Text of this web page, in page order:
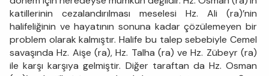
katillerinin cezalandırılması meselesi Hz. Ali (ra)’nin
halifeliğinin ve hayatının sonuna kadar çözülemeyen bir
problem olarak kalmıştır. Halife bu talep sebebiyle Cemel
savaşında Hz. Aişe (ra), Hz. Talha (ra) ve Hz. Zübeyr (ra)
ile karşı karşıya gelmiştir. Diğer taraftan da Hz. Osman